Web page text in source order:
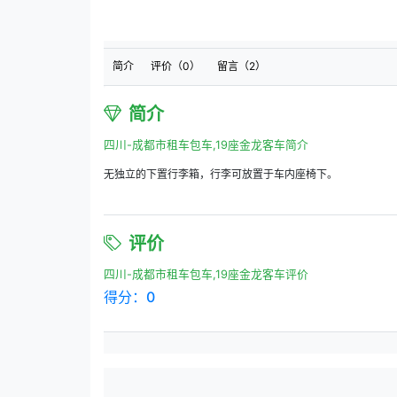
简介 评价（0） 留言（2）
简介
四川-成都市租车包车,19座金龙客车简介
无独立的下置行李箱，行李可放置于车内座椅下。
评价
四川-成都市租车包车,19座金龙客车评价
得分： 0